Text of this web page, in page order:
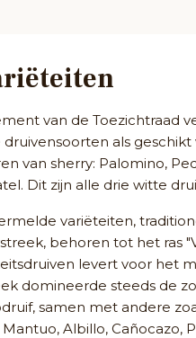
van de Toezichtraad
als
van sherry: Palomino,
Dit zijn alle drie witte
variëteiten,
behoren tot het ras
levert voor het
domineerde steeds de
samen met andere
Albillo, Cañocazo,